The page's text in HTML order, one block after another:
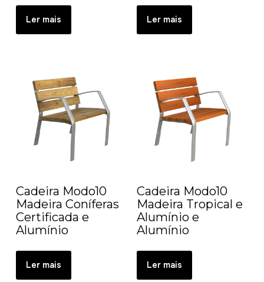
Ler mais Ler mais
Cadeira Modo10
Madeira Coníferas
Certificada e
Alumínio
Ler mais
Cadeira Modo10
Madeira Tropical e
Alumínio e
Alumínio
Ler mais